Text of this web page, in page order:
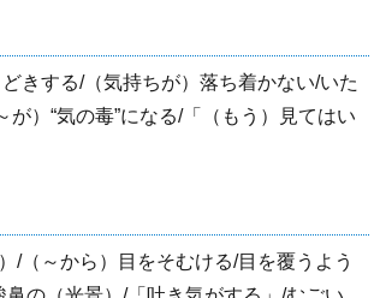
きする/（気持ちが）落ち着かない/いた
が）“気の毒”になる/「（もう）見てはい
/（～から）目をそむける/目を覆うよう